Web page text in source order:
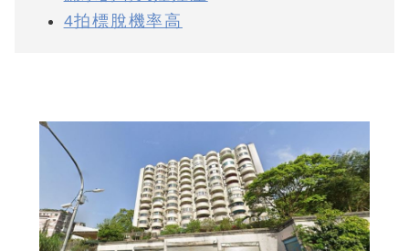
4拍標脫機率高